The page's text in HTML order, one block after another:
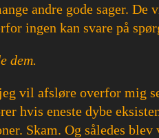
andre gode sager.
ingen kan svare på
dem.
vil afsløre overfor mig
hvis eneste dybe
Skam. Og således